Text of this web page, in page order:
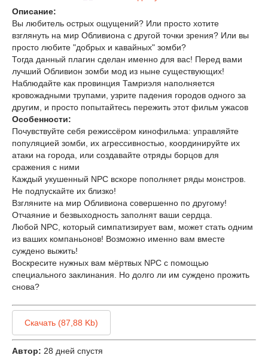
Описание:
Вы любитель острых ощущений? Или просто хотите
взглянуть на мир Обливиона с другой точки зрения? Или вы
просто любите "добрых и кавайных" зомби?
Тогда данный плагин сделан именно для вас! Перед вами
лучший Обливион зомби мод из ныне существующих!
Наблюдайте как провинция Тамриэля наполняется
кровожадными трупами, узрите падения городов одного за
другим, и просто попытайтесь пережить этот фильм ужасов
Особенности:
Почувствуйте себя режиссёром кинофильма: управляйте
популяцией зомби, их агрессивностью, координируйте их
атаки на города, или создавайте отряды борцов для
сражения с ними
Каждый укушенный NPC вскоре пополняет ряды монстров.
Не подпускайте их близко!
Взгляните на мир Обливиона совершенно по другому!
Отчаяние и безвыходность заполнят ваши сердца.
Любой NPC, который симпатизирует вам, может стать одним
из ваших компаньонов! Возможно именно вам вместе
суждено выжить!
Воскресите нужных вам мёртвых NPC с помощью
специального заклинания. Но долго ли им суждено прожить
снова?
Скачать (87,88 Kb)
Автор: 28 дней спустя